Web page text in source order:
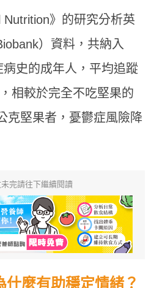
》的研究分析英
）資料，共納入
史的成年人，平均追蹤
相較於完全不吃堅果的
克堅果者，憂鬱症風險降
完請往下繼續閱讀
麼有助穩定情緒？